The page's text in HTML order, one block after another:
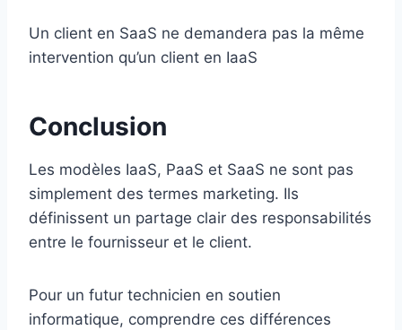
Un client en SaaS ne demandera pas la même
intervention qu’un client en IaaS
Conclusion
Les modèles IaaS, PaaS et SaaS ne sont pas
simplement des termes marketing. Ils
définissent un partage clair des responsabilités
entre le fournisseur et le client.
Pour un futur technicien en soutien
informatique, comprendre ces différences